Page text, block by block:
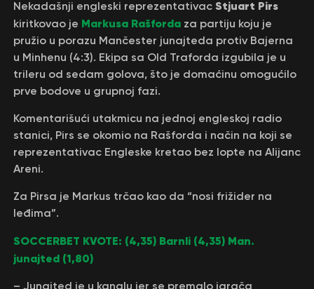
Nekadašnji engleski reprezentativac Stjuart Pirs
kiritkovao je Markusa Rašfordaza partiju koju je
pružio u porazu Mančester junajteda protiv Bajerna
u Minhenu (4:3). Ekipa sa Old Traforda izgubila je u
trileru od sedam golova, što je domaćinu omogućilo
prve bodove u grupnoj fazi.
Komentarišući utakmicu na jednoj engleskoj radio
stanici, Pirs se okomio na Rašforda i način na koji se
reprezentativac Engleske kretao bez lopte na Alijanc
Areni.
Za Pirsa je Markus trčao kao da “nosi frižider na
leđima”.
SOCCERBET KVOTE: (4,35) Barnli (4,35) Man.
junajted (1,80)
– Junajted je u kanalu jer se premalo igrača